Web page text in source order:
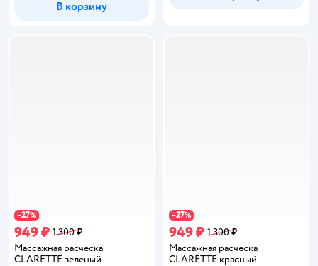
В корзину
−27%
949 ₽ 1 300 ₽
Массажная расческа
CLARETTE зеленый
−27%
949 ₽ 1 300 ₽
Массажная расческа
CLARETTE красный